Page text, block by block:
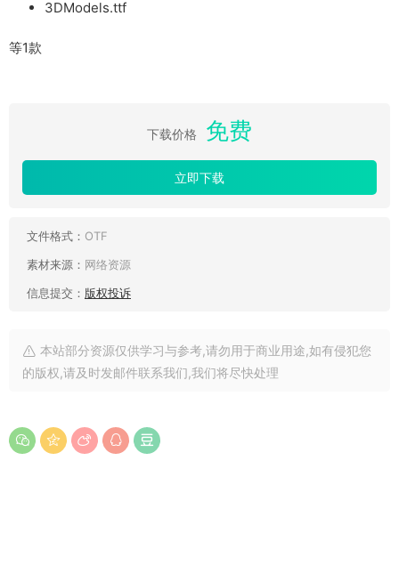
3DModels.ttf
等1款
下载价格 免费
立即下载
文件格式： OTF
素材来源： 网络资源
信息提交： 版权投诉
本站部分资源仅供学习与参考,请勿用于商业用途,如有侵犯您
的版权,请及时发邮件联系我们,我们将尽快处理